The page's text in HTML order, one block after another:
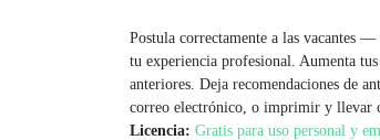
Postula correctamente a las vacantes
tu experiencia profesional. Aumenta
anteriores. Deja recomendaciones de
correo electrónico, o imprimir y llevar
Licencia: Gratis para uso personal y